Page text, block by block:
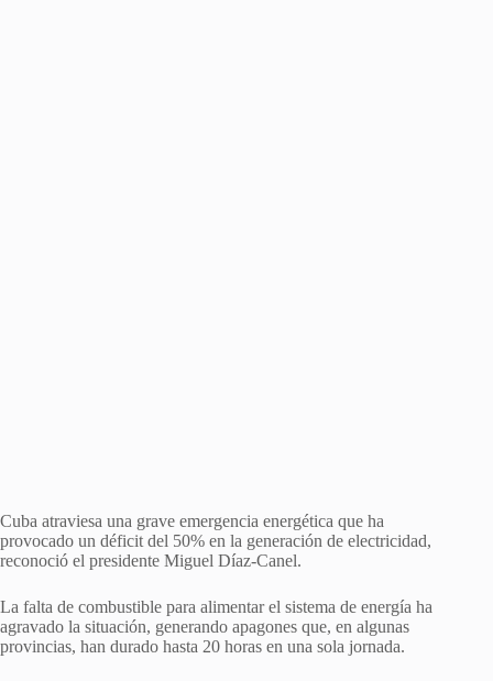
Cuba atraviesa una grave emergencia energética que ha
provocado un déficit del 50% en la generación de electricidad,
reconoció el presidente Miguel Díaz-Canel.
La falta de combustible para alimentar el sistema de energía ha
agravado la situación, generando apagones que, en algunas
provincias, han durado hasta 20 horas en una sola jornada.